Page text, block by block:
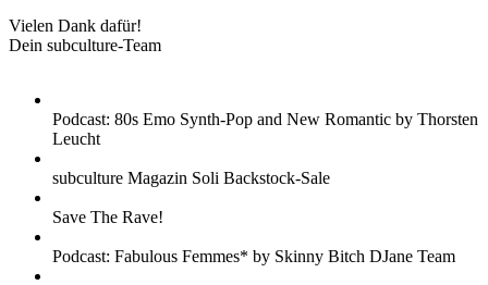
Vielen Dank dafür!
Dein subculture-Team
Podcast: 80s Emo Synth-Pop and New Romantic by Thorsten
Leucht
subculture Magazin Soli Backstock-Sale
Save The Rave!
Podcast: Fabulous Femmes* by Skinny Bitch DJane Team